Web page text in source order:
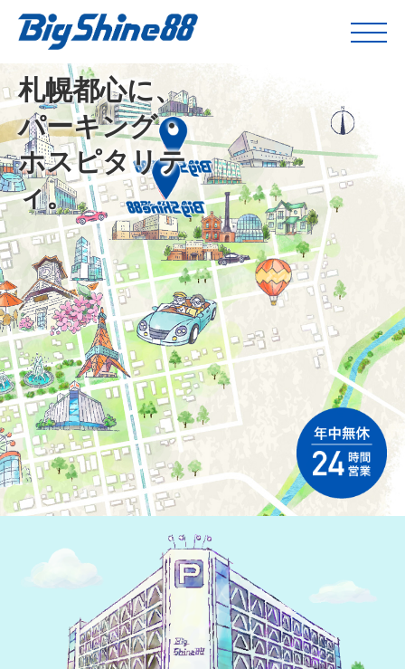
札幌都心に、
パーキング・
ホスピタリテ
ィ。